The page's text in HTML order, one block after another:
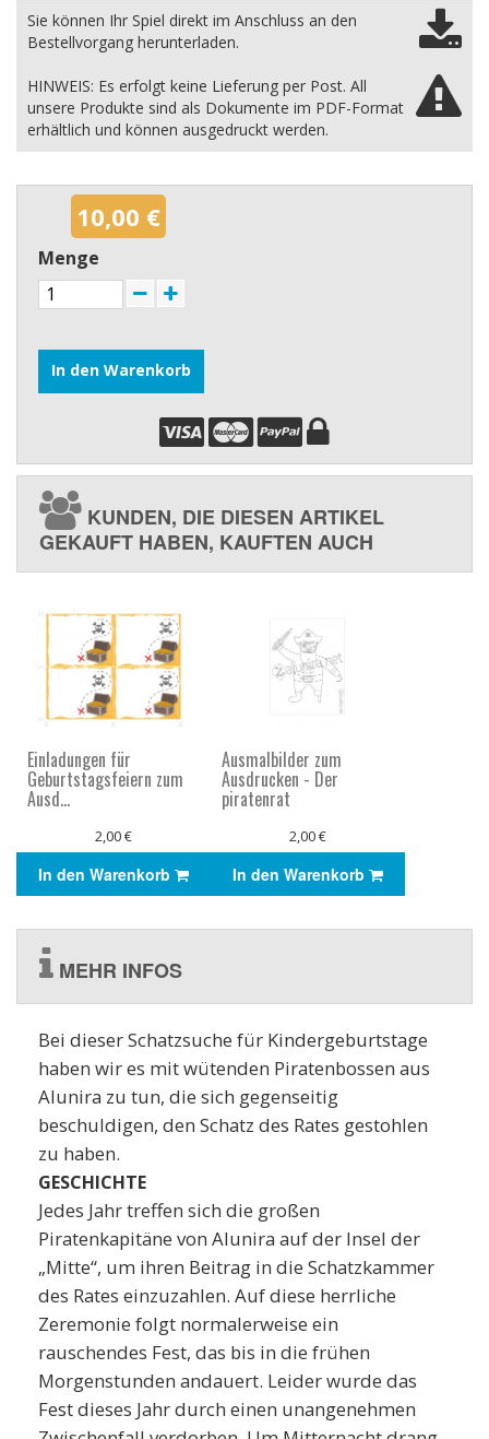
Sie können Ihr Spiel direkt im Anschluss an den
Bestellvorgang herunterladen.
HINWEIS: Es erfolgt keine Lieferung per Post. All
unsere Produkte sind als Dokumente im PDF-Format
erhältlich und können ausgedruckt werden.
10,00 €
Menge
In den Warenkorb
KUNDEN, DIE DIESEN ARTIKEL
GEKAUFT HABEN, KAUFTEN AUCH
Einladungen für
Geburtstagsfeiern zum
Ausd...
2,00 €
In den Warenkorb
Ausmalbilder zum
Ausdrucken - Der
piratenrat
2,00 €
In den Warenkorb
MEHR INFOS
Bei dieser Schatzsuche für Kindergeburtstage
haben wir es mit wütenden Piratenbossen aus
Alunira zu tun, die sich gegenseitig
beschuldigen, den Schatz des Rates gestohlen
zu haben.
GESCHICHTE
Jedes Jahr treffen sich die großen
Piratenkapitäne von Alunira auf der Insel der
„Mitte“, um ihren Beitrag in die Schatzkammer
des Rates einzuzahlen. Auf diese herrliche
Zeremonie folgt normalerweise ein
rauschendes Fest, das bis in die frühen
Morgenstunden andauert. Leider wurde das
Fest dieses Jahr durch einen unangenehmen